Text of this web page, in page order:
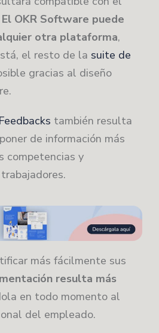
El OKR Software puede
otra plataforma,
el resto de la suite de
gracias al diseño
Feedbacks también resulta
de información más
competencias y
más fácilmente sus
resulta más
en todo momento al
del empleado.